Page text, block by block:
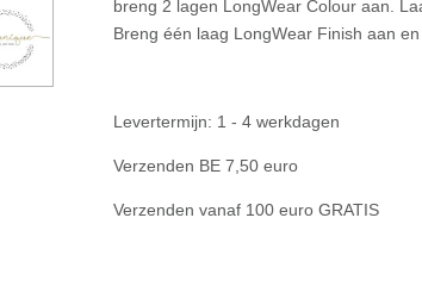
breng 2 lagen LongWear Colour aan.
Breng één laag LongWear Finish aan en
Levertermijn: 1 - 4 werkdagen
Verzenden BE 7,50 euro
Verzenden vanaf 100 euro GRATIS